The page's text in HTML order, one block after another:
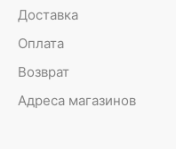
Доставка
Оплата
Возврат
Адреса магазинов